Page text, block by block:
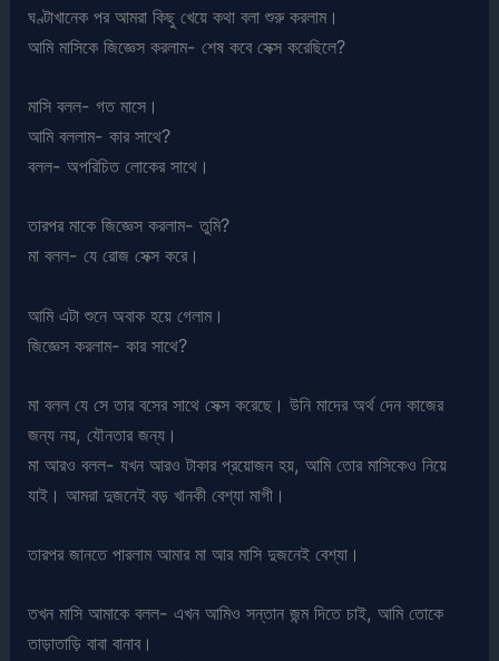
ঘণ্টাখানেক পর আমরা কিছু খেয়ে কথা বলা শুরু করলাম।
আমি মাসিকে জিজ্ঞেস করলাম- শেষ কবে সেক্স করেছিলে?
মাসি বলল- গত মাসে।
আমি বললাম- কার সাথে?
বলল- অপরিচিত লোকের সাথে।
তারপর মাকে জিজ্ঞেস করলাম- তুমি?
মা বলল- যে রোজ সেক্স করে।
আমি এটা শুনে অবাক হয়ে গেলাম।
জিজ্ঞেস করলাম- কার সাথে?
মা বলল যে সে তার বসের সাথে সেক্স করেছে। উনি মাদের অর্থ দেন কাজের
জন্য নয়, যৌনতার জন্য।
মা আরও বলল- যখন আরও টাকার প্রয়োজন হয়, আমি তোর মাসিকেও নিয়ে
যাই। আমরা দুজনেই বড় খানকী বেশ্যা মাগী।
তারপর জানতে পারলাম আমার মা আর মাসি দুজনেই বেশ্যা।
তখন মাসি আমাকে বলল- এখন আমিও সন্তান জন্ম দিতে চাই, আমি তোকে
তাড়াতাড়ি বাবা বানাব।